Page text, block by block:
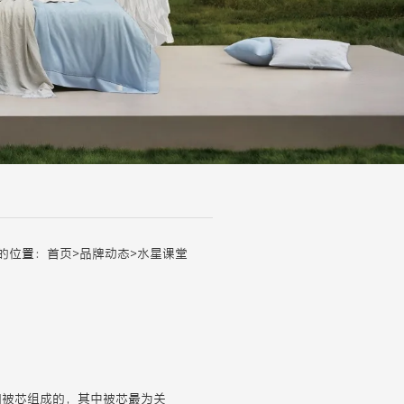
位置： 首页 >品牌动态>水星课堂
被芯组成的，其中被芯最为关